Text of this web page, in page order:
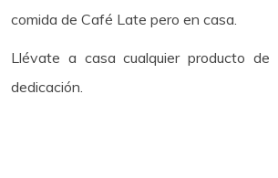
comida de Café Late pero en casa.
Llévate a casa cualquier producto
dedicación.